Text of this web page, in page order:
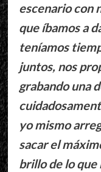
escenario con
que íbamos a
teníamos
juntos, nos
grabando una
yo mismo
sacar el
brillo de lo que